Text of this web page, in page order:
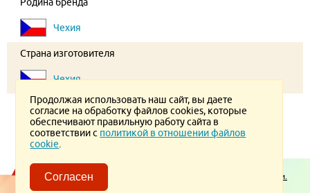
Чехия
Страна изготовителя
Чехия
Пользовательское соглашение.
Политика конфиденциальности.
Политика в отношении обработки ПД
Продолжая использовать наш сайт, вы даете
согласие на обработку файлов cookies, которые
обеспечивают правильную работу сайта в
соответствии с политикой в отношении файлов
cookie
Согласен